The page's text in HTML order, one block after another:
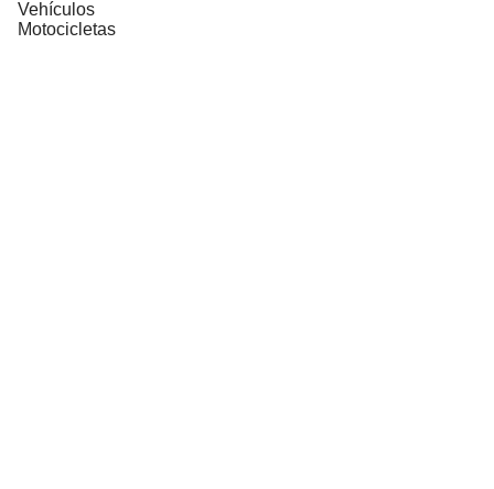
Vehículos
Motocicletas